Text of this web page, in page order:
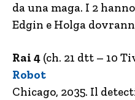
da una maga. I 2
Edgin e Holga
Rai 4 (ch. 21 dtt – 10
Robot
Chicago, 2035. Il